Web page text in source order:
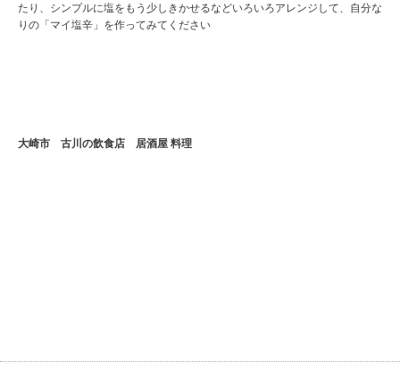
たり、シンプルに塩をもう少しきかせるなどいろいろアレンジして、自分な
りの「マイ塩辛」を作ってみてください
大崎市 古川の飲食店 居酒屋 料理